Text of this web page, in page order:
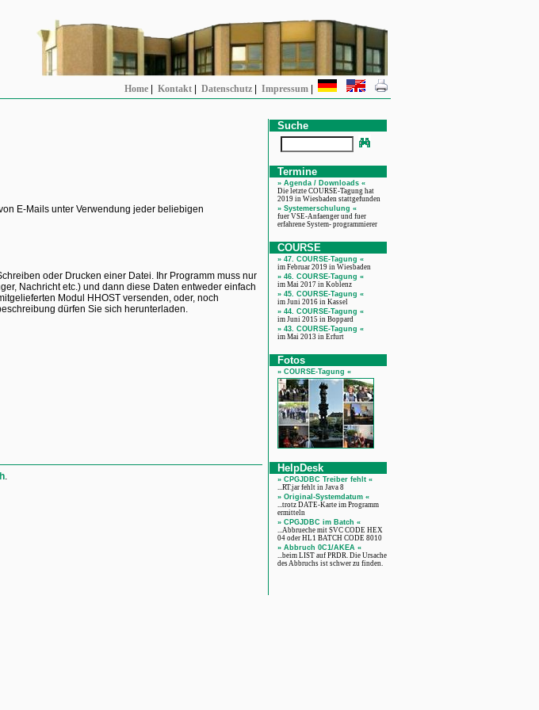
Home Kontakt Datenschutz Impressum
E-Mails unter Verwendung jeder beliebigen
oder Drucken einer Datei. Ihr Programm muss nur
Nachricht etc.) und dann diese Daten entweder einfach
Modul HHOST versenden, oder, noch
dürfen Sie sich herunterladen.
.
Suche
Termine
» Agenda / Downloads «
Die letzte COURSE-Tagung hat
2019 in Wiesbaden stattgefunden
» Systemerschulung «
fuer VSE-Anfaenger und fuer
erfahrene System- programmierer
COURSE
» 47. COURSE-Tagung «
im Februar 2019 in Wiesbaden
» 46. COURSE-Tagung «
im Mai 2017 in Koblenz
» 45. COURSE-Tagung «
im Juni 2016 in Kassel
» 44. COURSE-Tagung «
im Juni 2015 in Boppard
» 43. COURSE-Tagung «
im Mai 2013 in Erfurt
Fotos
» COURSE-Tagung «
HelpDesk
» CPGJDBC Treiber fehlt «
...RT.jar fehlt in Java 8
» Original-Systemdatum «
...trotz DATE-Karte im Programm
ermitteln
» CPGJDBC im Batch «
...Abbrueche mit SVC CODE HEX
04 oder HL1 BATCH CODE 8010
» Abbruch 0C1/AKEA «
...beim LIST auf PRDR. Die Ursache
des Abbruchs ist schwer zu finden.